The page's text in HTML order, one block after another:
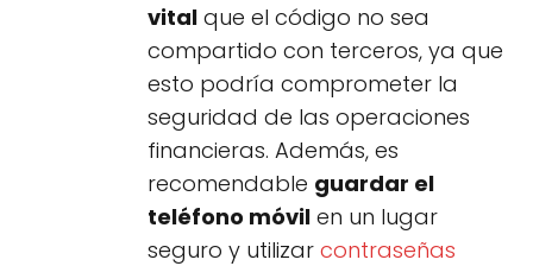
vital que el código no sea
compartido con terceros, ya que
esto podría comprometer la
seguridad de las operaciones
financieras. Además, es
recomendable guardar el
teléfono móvil en un lugar
seguro y utilizar contraseñas